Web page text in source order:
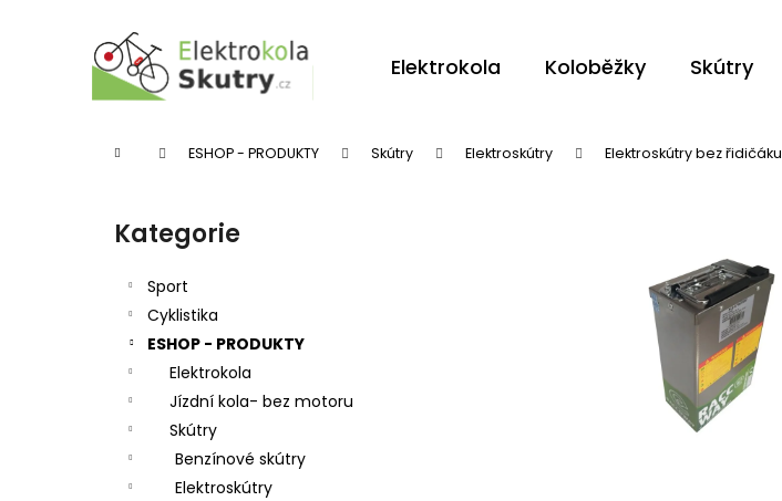
Elektrokola Koloběžky Skútry
Domů ESHOP - PRODUKTY Skútry Elektroskútry Elektroskútry bez řidičáku
Přeskočit
kategorie
Kategorie
Sport
Cyklistika
ESHOP - PRODUKTY
Elektrokola
Jízdní kola- bez motoru
Skútry
Benzínové skútry
Elektroskútry
Zpět
Zpět
Doporučujeme